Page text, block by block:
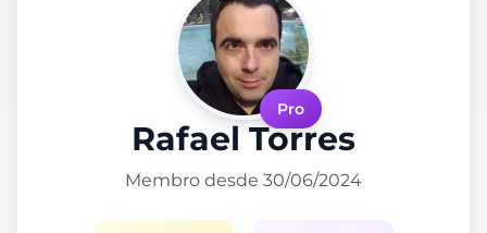
Pro
Rafael Torres
Membro desde 30/06/2024